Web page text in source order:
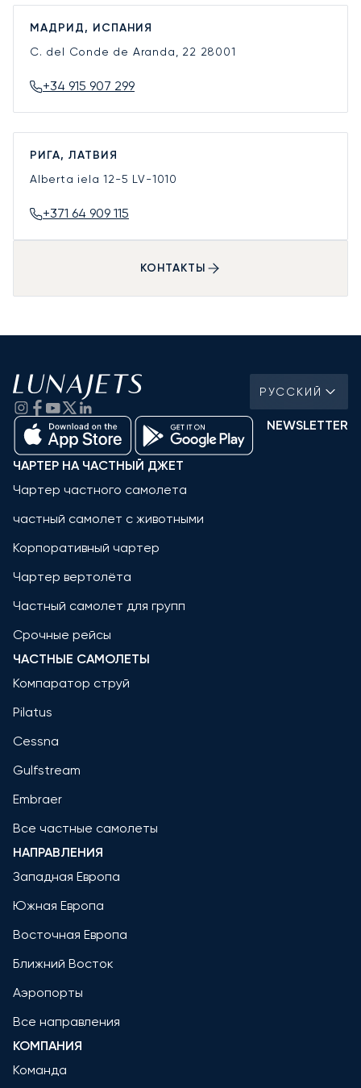
МАДРИД, ИСПАНИЯ
C. del Conde de Aranda, 22 28001
+34 915 907 299
РИГА, ЛАТВИЯ
Alberta iela 12-5 LV-1010
+371 64 909 115
КОНТАКТЫ
РУССКИЙ
NEWSLETTER
ЧАРТЕР НА ЧАСТНЫЙ ДЖЕТ
Чартер частного самолета
частный самолет с животными
Корпоративный чартер
Чартер вертолёта
Частный самолет для групп
Срочные рейсы
ЧАСТНЫЕ САМОЛЕТЫ
Компаратор струй
Pilatus
Cessna
Gulfstream
Embraer
Все частные самолеты
НАПРАВЛЕНИЯ
Западная Европа
Южная Европа
Восточная Европа
Ближний Восток
Аэропорты
Все направления
КОМПАНИЯ
Команда